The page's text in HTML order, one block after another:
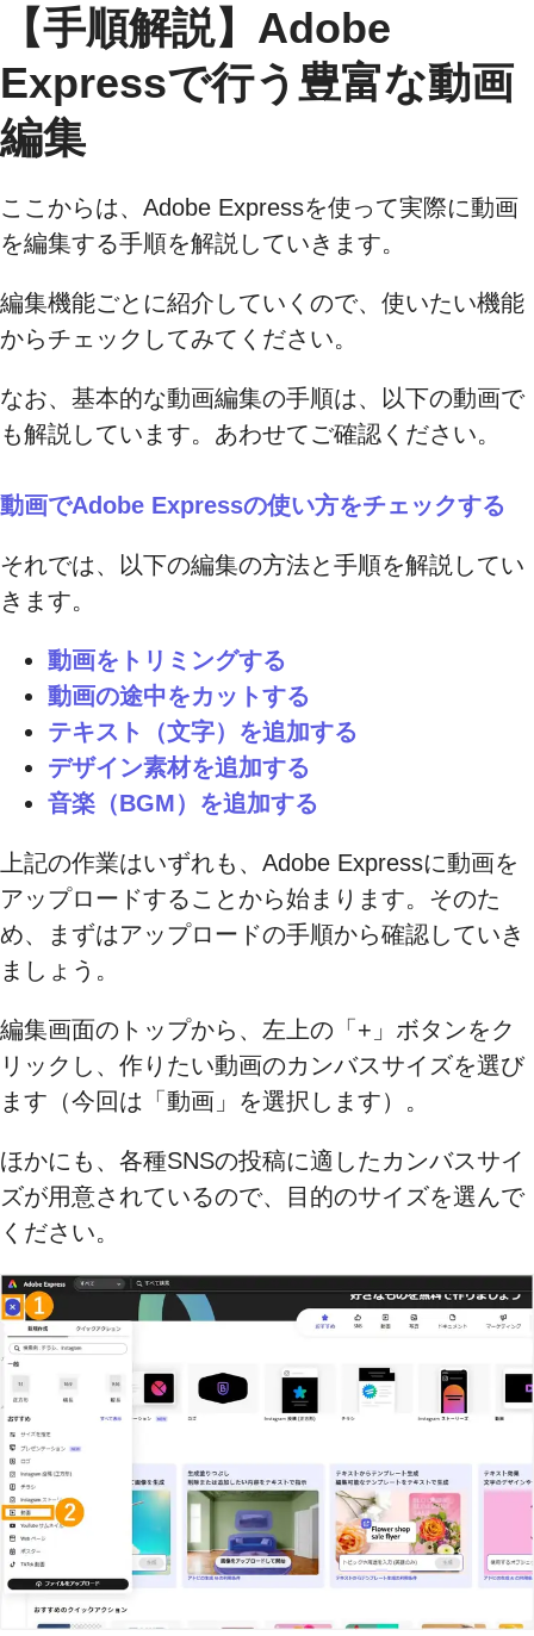
【手順解説】Adobe
Expressで行う豊富な動画
編集
ここからは、Adobe Expressを使って実際に動画
を編集する手順を解説していきます。
編集機能ごとに紹介していくので、使いたい機能
からチェックしてみてください。
なお、基本的な動画編集の手順は、以下の動画で
も解説しています。あわせてご確認ください。
動画でAdobe Expressの使い方をチェックする
それでは、以下の編集の方法と手順を解説してい
きます。
動画をトリミングする
動画の途中をカットする
テキスト（文字）を追加する
デザイン素材を追加する
音楽（BGM）を追加する
上記の作業はいずれも、Adobe Expressに動画を
アップロードすることから始まります。そのた
め、まずはアップロードの手順から確認していき
ましょう。
編集画面のトップから、左上の「+」ボタンをク
リックし、作りたい動画のカンバスサイズを選び
ます（今回は「動画」を選択します）。
ほかにも、各種SNSの投稿に適したカンバスサイ
ズが用意されているので、目的のサイズを選んで
ください。